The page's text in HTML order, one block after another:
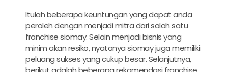
Itulah beberapa keuntungan yang dapat anda
peroleh dengan menjadi mitra dari salah satu
franchise siomay. Selain menjadi bisnis yang
minim akan resiko, nyatanya siomay juga memiliki
peluang sukses yang cukup besar. Selanjutnya,